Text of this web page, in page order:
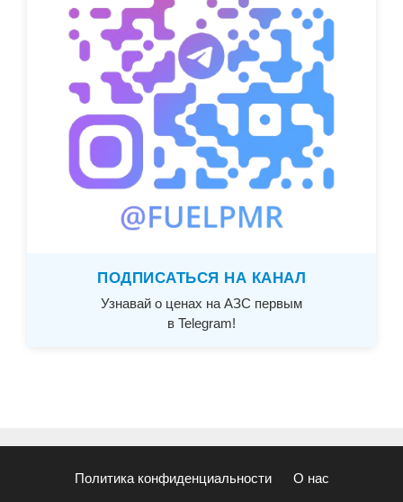
ПОДПИСАТЬСЯ НА КАНАЛ
Узнавай о ценах на АЗС первым
в Telegram!
Политика конфиденциальности О нас